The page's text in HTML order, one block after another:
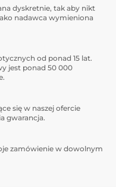
dyskretnie, tak aby nikt
nadawca wymieniona
od ponad 15 lat.
jest ponad 50 000
się w naszej ofercie
gwarancja.
zamówienie w dowolnym